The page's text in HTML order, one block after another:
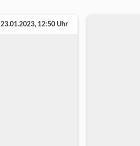
23.01.2023, 12:50 Uhr